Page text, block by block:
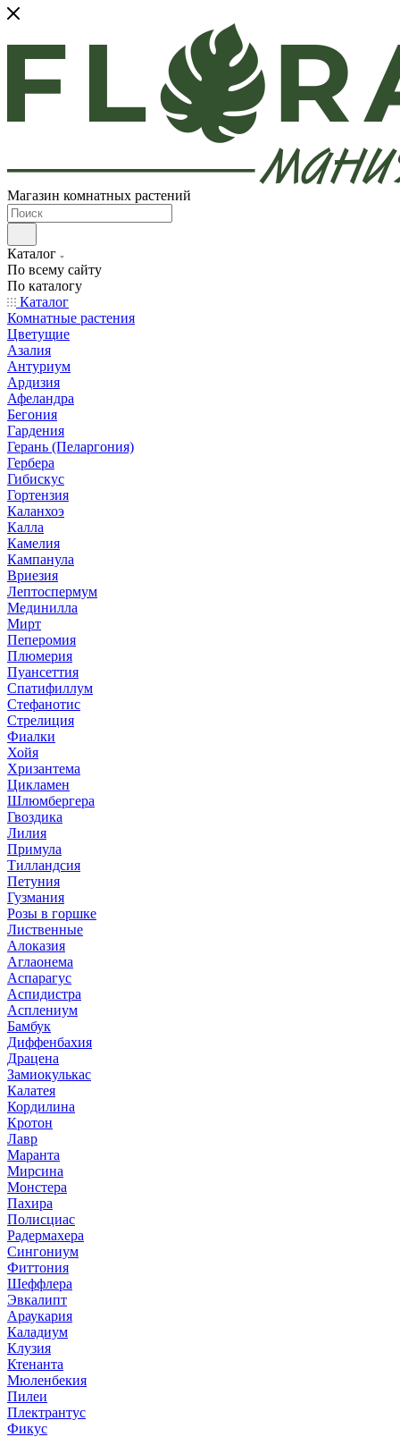
Магазин комнатных растений
Каталог
По всему сайту
По каталогу
Каталог
Комнатные растения
Цветущие
Азалия
Антуриум
Ардизия
Афеландра
Бегония
Гардения
Герань (Пеларгония)
Гербера
Гибискус
Гортензия
Каланхоэ
Калла
Камелия
Кампанула
Вриезия
Лептоспермум
Мединилла
Мирт
Пеперомия
Плюмерия
Пуансеттия
Спатифиллум
Стефанотис
Стрелиция
Фиалки
Хойя
Хризантема
Цикламен
Шлюмбергера
Гвоздика
Лилия
Примула
Тилландсия
Петуния
Гузмания
Розы в горшке
Лиственные
Алоказия
Аглаонема
Аспарагус
Аспидистра
Асплениум
Бамбук
Диффенбахия
Драцена
Замиокулькас
Калатея
Кордилина
Кротон
Лавр
Маранта
Мирсина
Монстера
Пахира
Полисциас
Радермахера
Сингониум
Фиттония
Шеффлера
Эвкалипт
Араукария
Каладиум
Клузия
Ктенанта
Мюленбекия
Пилеи
Плектрантус
Фикус